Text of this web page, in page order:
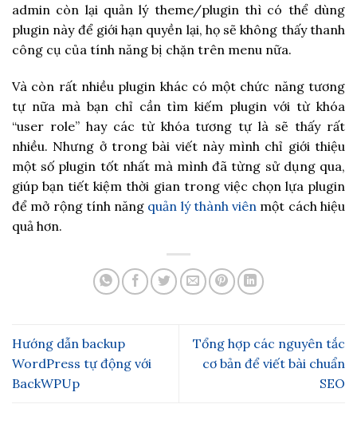
admin còn lại quản lý theme/plugin thì có thể dùng
plugin này để giới hạn quyền lại, họ sẽ không thấy thanh
công cụ của tính năng bị chặn trên menu nữa.
Và còn rất nhiều plugin khác có một chức năng tương
tự nữa mà bạn chỉ cần tìm kiếm plugin với từ khóa
“user role” hay các từ khóa tương tự là sẽ thấy rất
nhiều. Nhưng ở trong bài viết này mình chỉ giới thiệu
một số plugin tốt nhất mà mình đã từng sử dụng qua,
giúp bạn tiết kiệm thời gian trong việc chọn lựa plugin
để mở rộng tính năng quản lý thành viên một cách hiệu
quả hơn.
Hướng dẫn backup
WordPress tự động với
BackWPUp
Tổng hợp các nguyên tắc
cơ bản để viết bài chuẩn
SEO